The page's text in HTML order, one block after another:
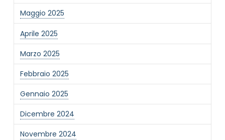
Maggio 2025
Aprile 2025
Marzo 2025
Febbraio 2025
Gennaio 2025
Dicembre 2024
Novembre 2024
NOME STRUTTURA
MAIL REFERENTE